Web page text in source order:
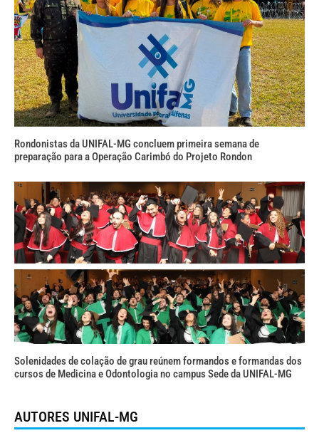
Rondonistas da UNIFAL-MG concluem primeira semana de
preparação para a Operação Carimbó do Projeto Rondon
Solenidades de colação de grau reúnem formandos e formandas dos
cursos de Medicina e Odontologia no campus Sede da UNIFAL-MG
AUTORES UNIFAL-MG